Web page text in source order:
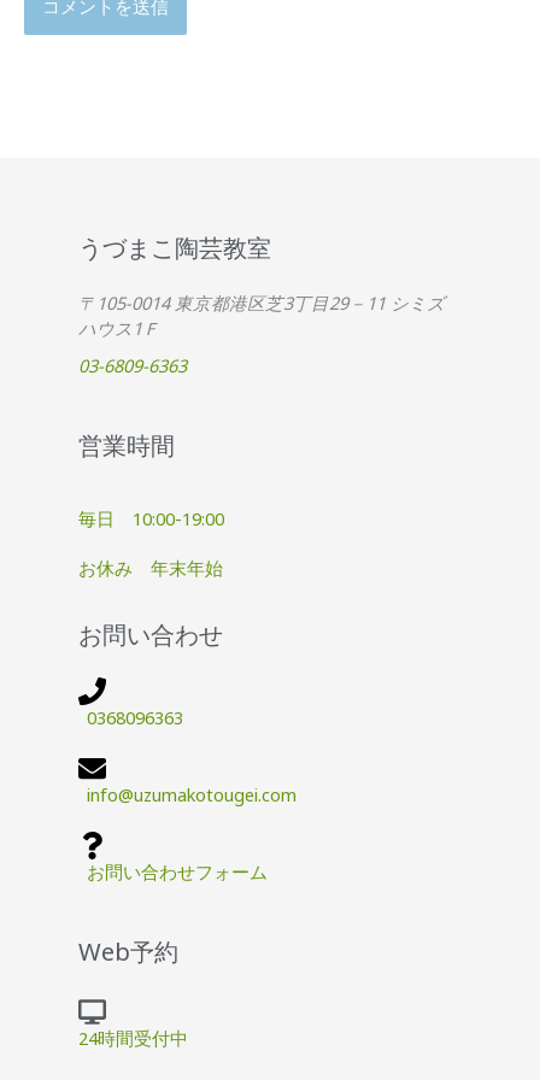
うづまこ陶芸教室
〒105-0014 東京都港区芝3丁目29－11 シミズ
ハウス1Ｆ
03-6809-6363
営業時間
毎日 10:00-19:00
お休み 年末年始
お問い合わせ
0368096363
info@uzumakotougei.com
お問い合わせフォーム
Web予約
24時間受付中